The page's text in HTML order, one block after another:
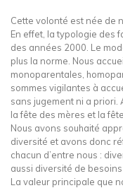
Cette volonté est née de
En effet, la typologie des
des années 2000. Le
plus la norme. Nous
monoparentales,
sommes vigilantes à
sans jugement ni a priori.
la fête des mères et la
Nous avons souhaité
diversité et avons donc
chacun d’entre nous :
aussi diversité de
La valeur principale que